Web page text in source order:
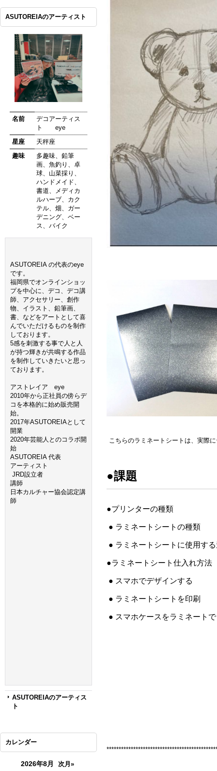
ASUTOREIAのアーティスト
名前
デコアーティス
ト eye
星座
天秤座
趣味
多趣味、鉛筆
画、魚釣り、卓
球、山菜採り、
ハンドメイド、
書道、メディカ
ルハーブ、カク
テル、畑、ガー
デニング、ベー
ス、バイク
ASUTOREIA の代表のeye
です。
福岡県でオンラインショッ
プを中心に、デコ、デコ講
師、アクセサリー、創作
物、イラスト、鉛筆画、
書、などをアートとして喜
んでいただけるものを制作
しております。
5感を刺激する事で人と人
が持つ輝きが共鳴する作品
を制作していきたいと思っ
ております。
アストレイア eye
2010年から正社員の傍らデ
コを本格的に始め販売開
始。
2017年ASUTOREIAとして
開業
2020年芸能人とのコラボ開
始
ASUTOREIA 代表
アーティスト
JRD設立者
講師
日本カルチャー協会認定講
師
ASUTOREIAのアーティス
ト
カレンダー
2026年8月 次月»
こちらのラミネートシートは、実際
●課題
●プリンターの種類
● ラミネートシートの種類
● ラミネートシートに使用す
●ラミネートシート仕入れ方法
● スマホでデザインする
● ラミネートシートを印刷
● スマホケースをラミネート